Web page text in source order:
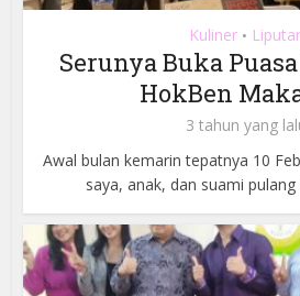
Kuliner •
Serunya Buka
HokBen
3 tahun yang
Awal bulan kemarin tepatnya 10
saya, anak, dan suami pulang